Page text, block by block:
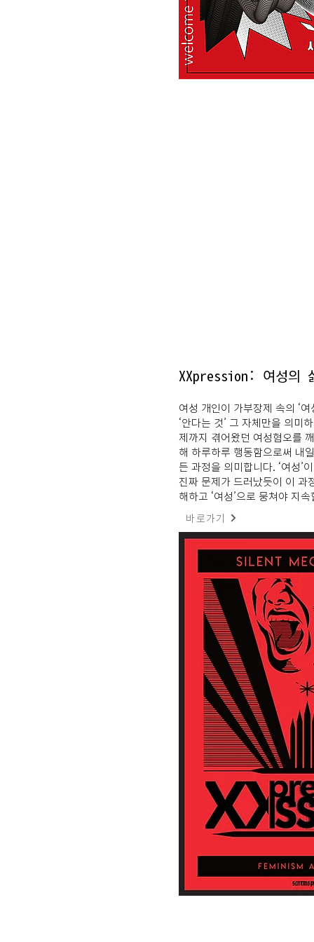
XXpression: 여성
여성 개인이 가부장제 속의 ‘
‘안다는 것’ 그 자체만을 의미
제까지 겪어왔던 여성혐오를
해 하루하루 행동함으로써 내
든 과정을 의미합니다. ‘여성’
진짜 문제가 드러났듯이 이 과
해하고 ‘여성’으로 뭉쳐야 지
바로가기